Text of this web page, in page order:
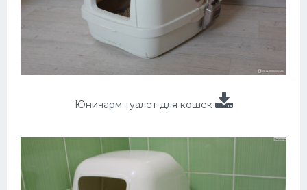
Юничарм туалет для кошек